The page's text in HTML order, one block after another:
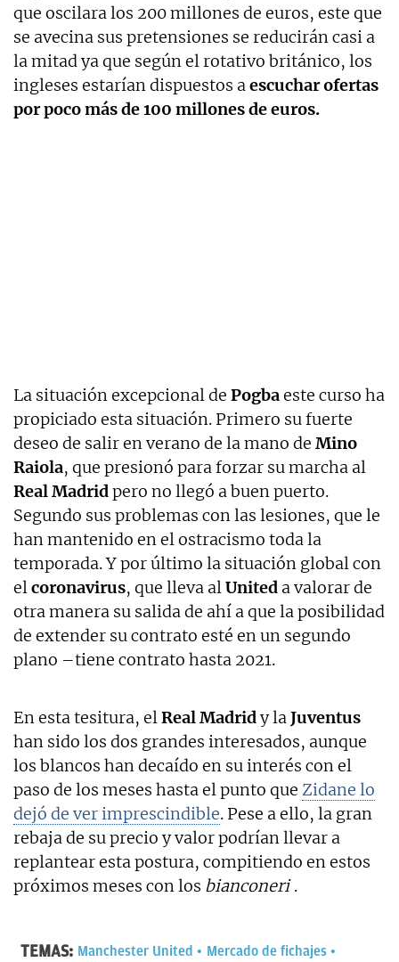
que oscilara los 200 millones de euros, este que
se avecina sus pretensiones se reducirán casi a
la mitad ya que según el rotativo británico, los
ingleses estarían dispuestos aescuchar ofertas
por poco más de 100 millones de euros.
La situación excepcional de Pogbaeste curso ha
propiciado esta situación. Primero su fuerte
deseo de salir en verano de la mano de Mino
Raiola, que presionó para forzar su marcha al
Real Madridpero no llegó a buen puerto.
Segundo sus problemas con las lesiones, que le
han mantenido en el ostracismo toda la
temporada. Y por último la situación global con
elcoronavirus, que lleva alUnited a valorar de
otra manera su salida de ahí a que la posibilidad
de extender su contrato esté en un segundo
plano –tiene contrato hasta 2021.
En esta tesitura, elReal Madridy laJuventus
han sido los dos grandes interesados, aunque
los blancos han decaído en su interés con el
paso de los meses hasta el punto que Zidane lo
dejó de ver imprescindible. Pese a ello, la gran
rebaja de su precio y valor podrían llevar a
replantear esta postura, compitiendo en estos
próximos meses con los bianconeri .
TEMAS: Manchester United
Mercado de fichajes